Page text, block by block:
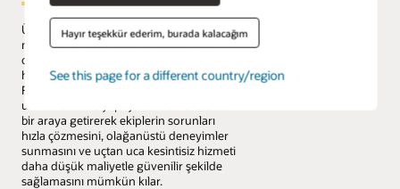
Hayır teşekkür ederim, burada kalacağım
See this page for a different country/region
Üstün hizmet; dijital self servis, iletişim
merkezi veya saha servisi aracılığıyla
olsun, bir şirket ile müşterileri arasındaki
her etkileşimi birbirine bağlar. Oracle
Fusion Cloud Service, hizmet
uzmanlarını ve yapay zeka temsilcilerini
bir araya getirerek ekiplerin sorunları
hızla çözmesini, olağanüstü deneyimler
sunmasını ve uçtan uca kesintisiz hizmeti
daha düşük maliyetle güvenilir şekilde
sağlamasını mümkün kılar.